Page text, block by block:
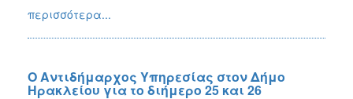
περισσότερα...
Ο Αντιδήμαρχος Υπηρεσίας στον Δήμο
Ηρακλείου για το διήμερο 25 και 26